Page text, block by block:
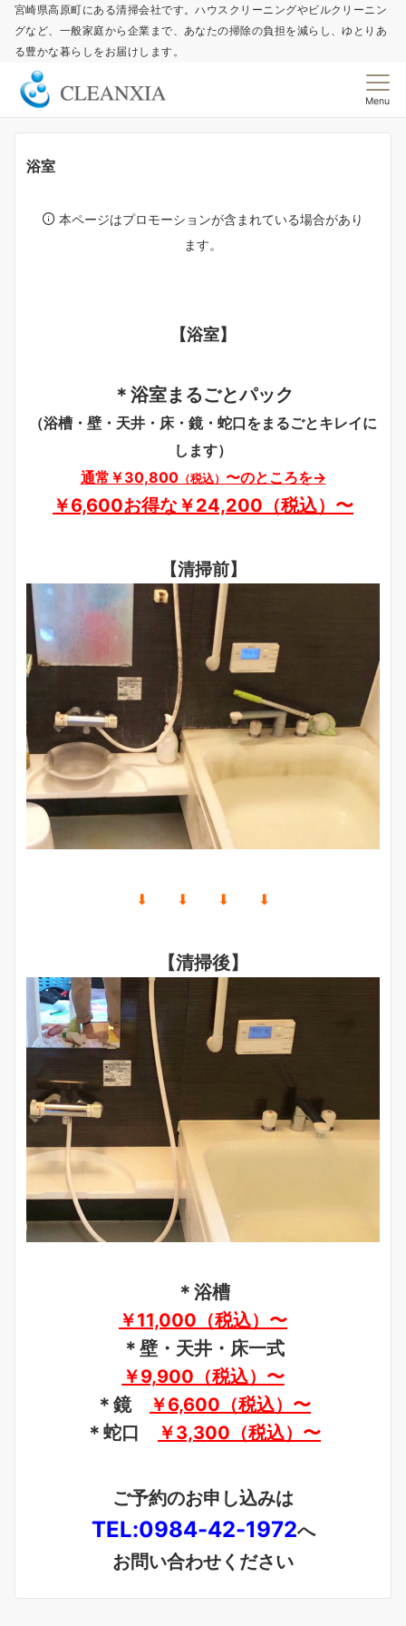
宮崎県高原町にある清掃会社です。ハウスクリーニングやビルクリーニン
グなど、一般家庭から企業まで、あなたの掃除の負担を減らし、ゆとりあ
る豊かな暮らしをお届けします。
Menu
浴室
本ページはプロモーションが含まれている場合があり
ます。
【浴室】
＊浴室まるごとパック
（浴槽・壁・天井・床・鏡・蛇口をまるごとキレイに
します）
通常￥30,800（税込） 〜のところを→
￥6,600お得な￥24,200（税込）〜
【清掃前】
⬇︎ ⬇︎ ⬇︎ ⬇︎
【清掃後】
＊浴槽
￥11,000（税込）〜
＊壁・天井・床一式
￥9,900（税込）〜
＊鏡
￥6,600 （税込）〜
＊蛇口
￥3,300 （税込）〜
ご予約のお申し込みは
TEL:0984-42-1972へ
お問い合わせください